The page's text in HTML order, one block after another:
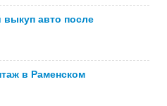
авто после
в Раменском